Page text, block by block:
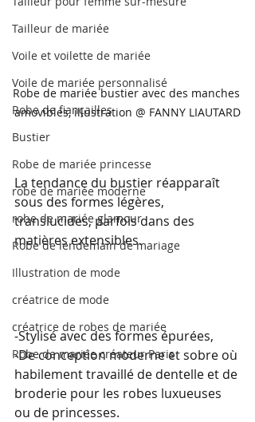
Tailleur de mariée
Voile et voilette de mariée
Voile de mariée personnalisé
Robe de fiançailles
Bustier
Robe de mariée princesse
robe de mariée moderne
robe de mariée glamour
Robe de lendemain de mariage
Illustration de mode
créatrice de mode
créatrice de robes de mariée
Robe de mariée créateur Paris
Robe de mariée bustier avec des manches
amovibles, illustration @ FANNY LIAUTARD
La tendance du bustier réapparaît
sous des formes légères,
translucides, parfois dans des
matières extensibles.
-Stylisé avec des formes épurées,
-De conception moderne et sobre où
habilement travaillé de dentelle et de
broderie pour les robes luxueuses
ou de princesses.